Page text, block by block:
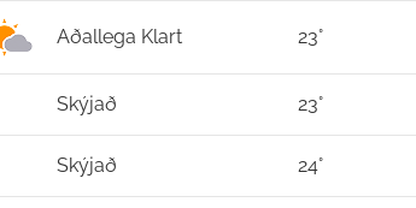
Aðallega Klart 23°
Skýjað 23°
Skýjað 24°